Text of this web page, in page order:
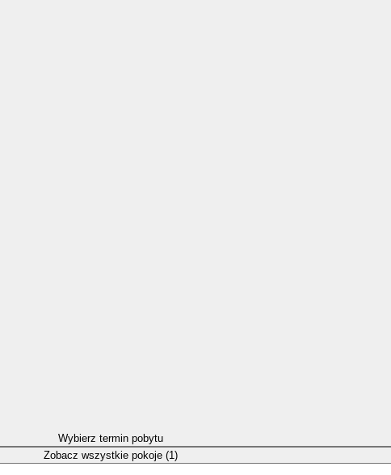
Wybierz termin pobytu
Zobacz wszystkie pokoje (1)